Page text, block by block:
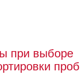
при выборе
проб